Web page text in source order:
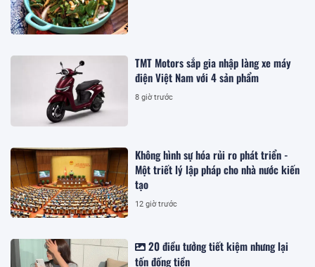
TMT Motors sắp gia nhập làng xe máy
điện Việt Nam với 4 sản phẩm
8 giờ trước
Không hình sự hóa rủi ro phát triển -
Một triết lý lập pháp cho nhà nước kiến
tạo
12 giờ trước
20 điều tưởng tiết kiệm nhưng lại
tốn đống tiền